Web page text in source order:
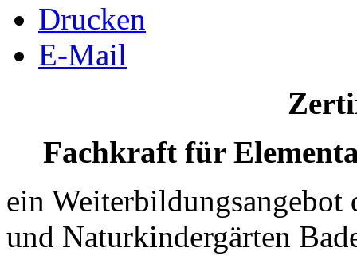
Drucken
E-Mail
Fachkraft für
ein Weiterbildungsangebot
und Naturkindergärten